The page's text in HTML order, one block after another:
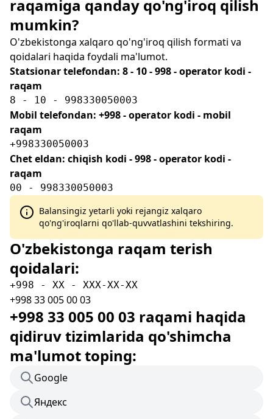
raqamiga qanday qo'ng'iroq qilish
mumkin?
O'zbekistonga xalqaro qo'ng'iroq qilish formati va
qoidalari haqida foydali ma'lumot.
Statsionar telefondan: 8 - 10 - 998 - operator kodi -
raqam
8 - 10 - 998330050003
Mobil telefondan: +998 - operator kodi - mobil
raqam
+998330050003
Chet eldan: chiqish kodi - 998 - operator kodi -
raqam
00 - 998330050003
Balansingiz yetarli yoki rejangiz xalqaro
qo'ng'iroqlarni qo'llab-quvvatlashini tekshiring.
O'zbekistonga raqam terish
qoidalari:
+998 - XX - XXX-XX-XX
+998 33 005 00 03
+998 33 005 00 03 raqami haqida
qidiruv tizimlarida qo'shimcha
ma'lumot toping:
Google
Яндекс